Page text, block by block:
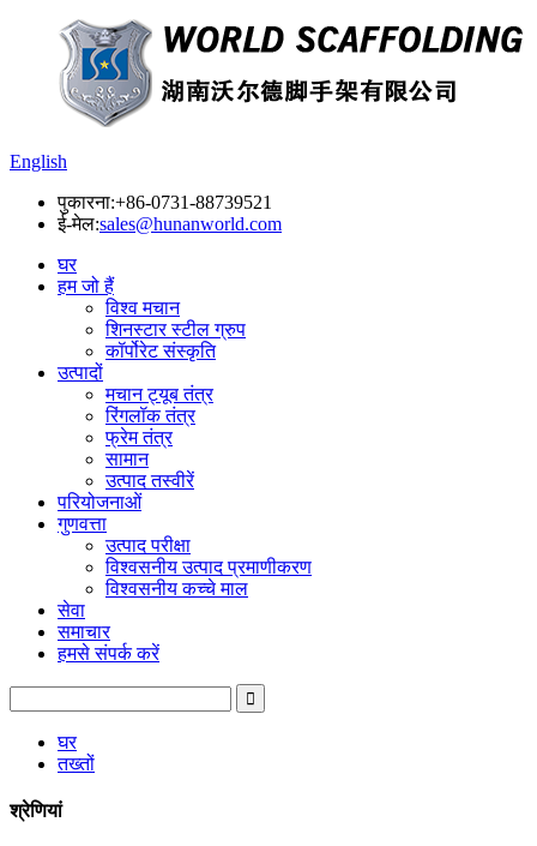
English
पुकारना:+86-0731-88739521
ई-मेल:sales@hunanworld.com
घर
हम जो हैं
विश्व मचान
शिनस्टार स्टील ग्रुप
कॉर्पोरेट संस्कृति
उत्पादों
मचान ट्यूब तंत्र
रिंगलॉक तंत्र
फ्रेम तंत्र
सामान
उत्पाद तस्वीरें
परियोजनाओं
गुणवत्ता
उत्पाद परीक्षा
विश्वसनीय उत्पाद प्रमाणीकरण
विश्वसनीय कच्चे माल
सेवा
समाचार
हमसे संपर्क करें
घर
तख्तों
श्रेणियां